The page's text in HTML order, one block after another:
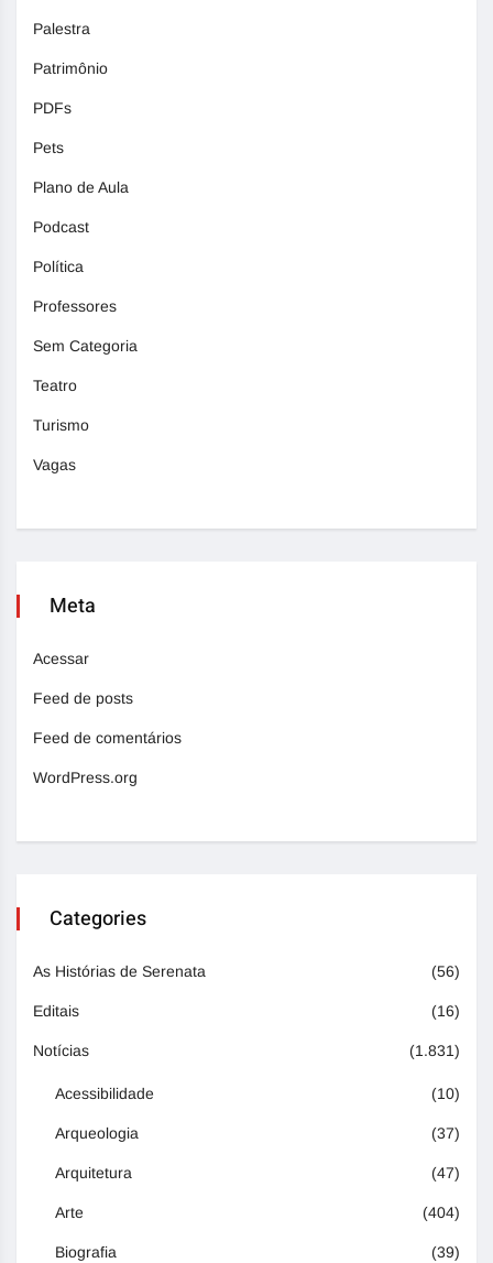
Palestra
Patrimônio
PDFs
Pets
Plano de Aula
Podcast
Política
Professores
Sem Categoria
Teatro
Turismo
Vagas
Meta
Acessar
Feed de posts
Feed de comentários
WordPress.org
Categories
As Histórias de Serenata (56)
Editais (16)
Notícias (1.831)
Acessibilidade (10)
Arqueologia (37)
Arquitetura (47)
Arte (404)
Biografia (39)